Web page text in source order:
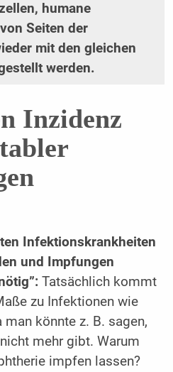
humane
Seiten der
mit den gleichen
werden.
Inzidenz
Infektionskrankheiten
und Impfungen
Tatsächlich kommt
zu Infektionen wie
könnte z. B. sagen,
mehr gibt. Warum
impfen lassen?